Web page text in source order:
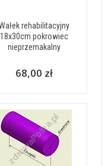
rehabilitacyjny
18x30cm pokrowiec
nieprzemakalny
68,00 zł